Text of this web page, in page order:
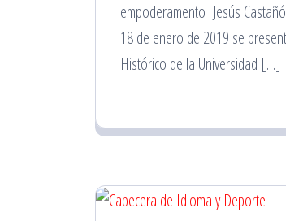
empoderamento Jesús
18 de enero de 2019 se
Histórico de la Universidad […]